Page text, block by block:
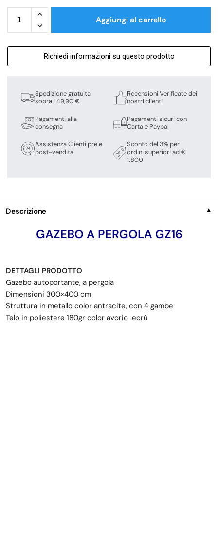
Aggiungi al carrello
Richiedi informazioni su questo prodotto
Spedizione gratuita
sopra i 49,90 €
Pagamenti alla
consegna
Assistenza Clienti pre e
post-vendita
Recensioni Verificate dei
nostri clienti
Pagamenti sicuri con
Carta e Paypal
Sconto del 3% per
ordini superiori ad €
1.800
Descrizione ▼
GAZEBO A PERGOLA GZ16
DETTAGLI PRODOTTO
Gazebo autoportante, a pergola
Dimensioni 300×400 cm
Struttura in metallo color antracite, con 4 gambe
Telo in poliestere 180gr color avorio-ecrù